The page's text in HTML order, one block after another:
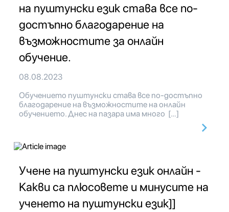
на пуштунски език става все по-
достъпно благодарение на
възможностите за онлайн
обучение.
08.08.2023
Обучението пуштунски става все по-достъпно
благодарение на възможностите на онлайн
обучението. Днес на пазара има много […]
Учене на пуштунски език онлайн -
Какви са плюсовете и минусите на
ученето на пуштунски език]]